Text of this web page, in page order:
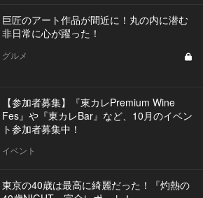
巨匠のアート作品が間近に！丸の内に潜む
非日常に心が躍った！
グルメ
【参加者募集】『東カレPremium Wine
Fes』や『東カレBar』など、10月のイベン
ト参加者募集中！
イベント
東京の40歳は最高に綺麗だった！『灼熱の